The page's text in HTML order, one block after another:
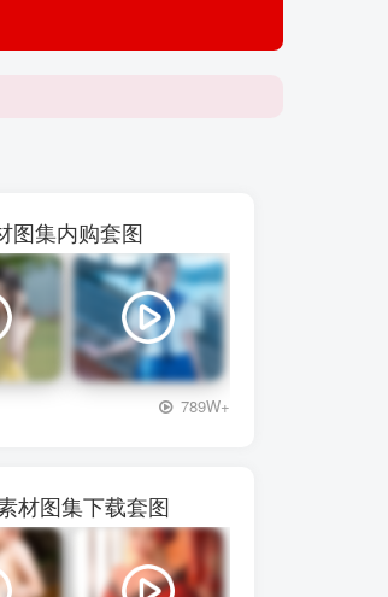
图集内购套图
+3
789W+
材图集下载套图